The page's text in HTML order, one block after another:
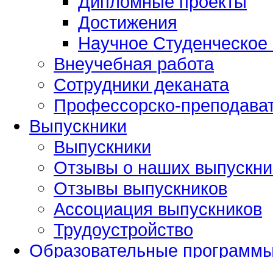
Достижения
Научное
Внеучебная работа
Сотрудники деканата
Профессорско-
Выпускники
Выпускники
Отзывы о наших
Отзывы выпускников
Ассоциация выпускников
Трудоустройство
Образовательные